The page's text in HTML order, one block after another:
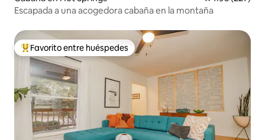
Escapada a una acogedora cabaña en la montaña
Favorito entre huéspedes preferido
Favorito entre huéspedes